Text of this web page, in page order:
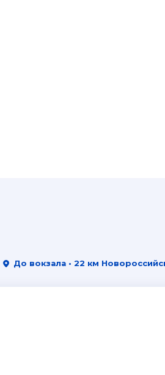
До вокзала • 22 км